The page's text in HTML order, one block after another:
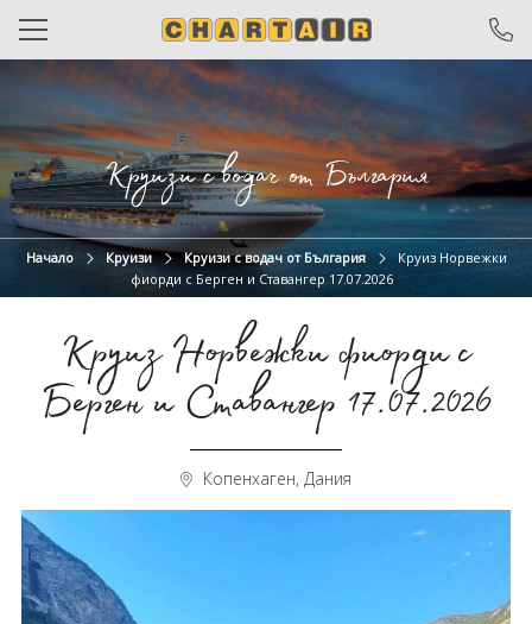
САМОЛЕТНИ БИЛЕТИ
ЧАРТЪРИ
ПОЧИВКИ
ЕКСКУРЗИИ
ОТ ВАРНА
КРУИЗИ
ХОТЕЛИ
За нас
Общи условия
Политика за
поверителност
Круизи с водач от България
Начало Круизи Круизи с водач от България
Круиз Норвежки
фиорди с Берген и Ставангер 17.07.2026
Круиз Норвежки фиорди с
Берген и Ставангер 17.07.2026
Копенхаген, Дания